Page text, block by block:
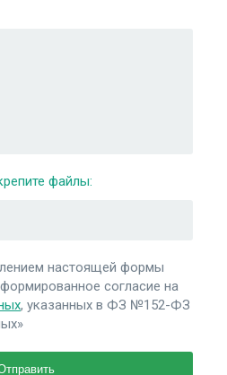
файлы:
настоящей формы
согласие на
, указанных в ФЗ №152-ФЗ